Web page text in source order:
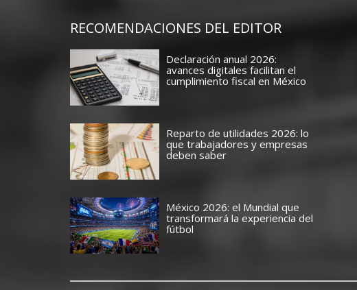
RECOMENDACIONES DEL EDITOR
Declaración anual 2026:
avances digitales facilitan el
cumplimiento fiscal en México
Reparto de utilidades 2026: lo
que trabajadores y empresas
deben saber
México 2026: el Mundial que
transformará la experiencia del
fútbol